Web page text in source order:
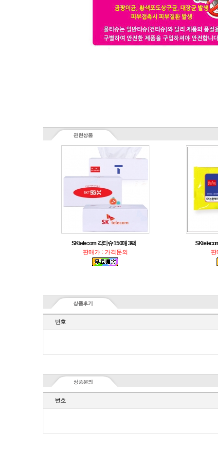
SKtelecom 각티슈 150매 3팩_
판매가 : 가격문의
판
번호
번호